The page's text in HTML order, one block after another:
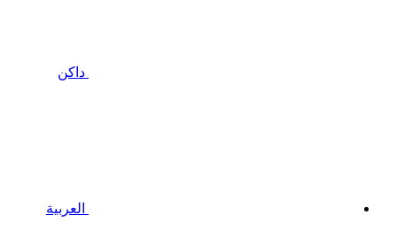
داكن
العربية